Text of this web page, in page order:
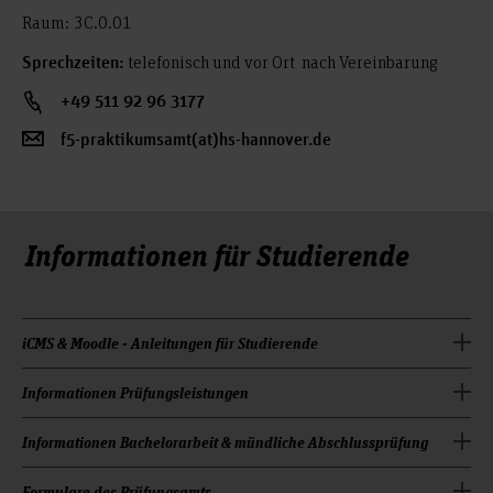
Raum: 3C.0.01
Sprechzeiten: telefonisch und vor Ort nach Vereinbarung
+49 511 92 96 3177
f5-praktikumsamt(at)hs-hannover.de
Informationen für Studierende
iCMS & Moodle - Anleitungen für Studierende
Anmeldung zu Lehrveranstaltungen (Stand: 05/2021)
Prüfungsanmeldung im iCMS
Informationen Prüfungsleistungen
Allgemeine Informationen: Modulprüfungen
FAQ Prüfungsamt
Informationen Bachelorarbeit & mündliche Abschlussprüfung